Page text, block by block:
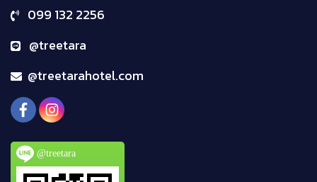
099 132 2256
@treetara
@treetarahotel.com
@treetara